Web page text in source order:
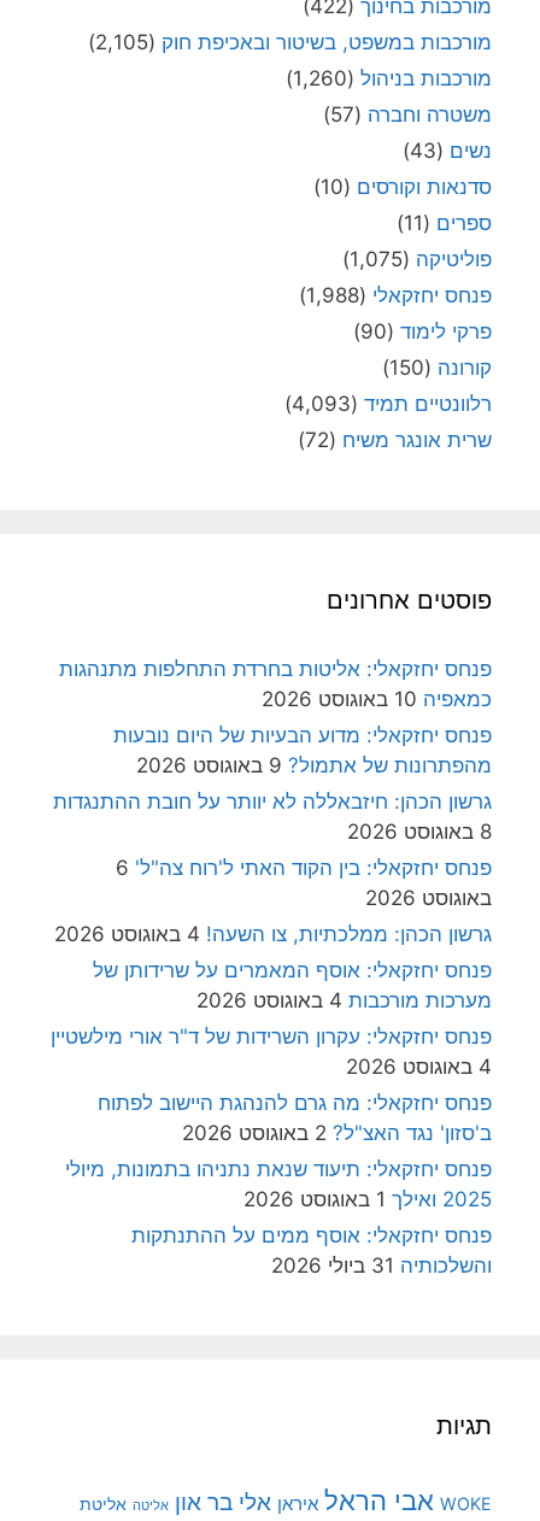
מורכבות בחינוך (422)
מורכבות במשפט, בשיטור ובאכיפת חוק (2,105)
מורכבות בניהול (1,260)
משטרה וחברה (57)
נשים (43)
סדנאות וקורסים (10)
ספרים (11)
פוליטיקה (1,075)
פנחס יחזקאלי (1,988)
פרקי לימוד (90)
קורונה (150)
רלוונטיים תמיד (4,093)
שרית אונגר משיח (72)
פוסטים אחרונים
פנחס יחזקאלי: אליטות בחרדת התחלפות מתנהגות
כמאפיה 10 באוגוסט 2026
פנחס יחזקאלי: מדוע הבעיות של היום נובעות
מהפתרונות של אתמול? 9 באוגוסט 2026
גרשון הכהן: חיזבאללה לא יוותר על חובת ההתנגדות
8 באוגוסט 2026
פנחס יחזקאלי: בין הקוד האתי ל'רוח צה"ל' 6
באוגוסט 2026
גרשון הכהן: ממלכתיות, צו השעה! 4 באוגוסט 2026
פנחס יחזקאלי: אוסף המאמרים על שרידותן של
מערכות מורכבות 4 באוגוסט 2026
פנחס יחזקאלי: עקרון השרידות של ד"ר אורי מילשטיין
4 באוגוסט 2026
פנחס יחזקאלי: מה גרם להנהגת היישוב לפתוח
ב'סזון' נגד האצ"ל? 2 באוגוסט 2026
פנחס יחזקאלי: תיעוד שנאת נתניהו בתמונות, מיולי
2025 ואילך
1 באוגוסט 2026
פנחס יחזקאלי: אוסף ממים על ההתנתקות
והשלכותיה 31 ביולי 2026
תגיות
WOKE אבי הראל איראן אלי בר און אליטה אליטת